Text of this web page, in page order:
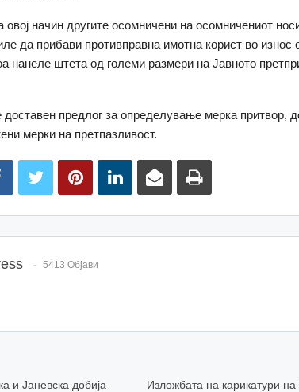
начин другите осомничени на осомничениот
да прибави противправна имотна корист во износ
нанеле штета од големи размери на Јавното
предлог за определување мерка притвор,
мерки на претпазливост.
5413 Објави
и Јаневска добија
Изложбата на карикатури